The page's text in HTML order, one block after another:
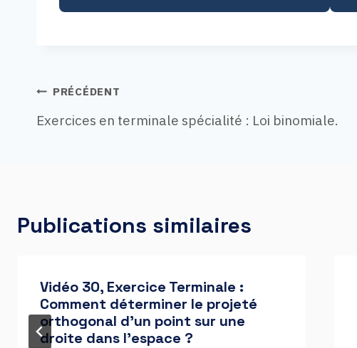
Navigation
l’article
PRÉCÉDENT
Exercices en terminale spécialité : Loi binomiale.
Publications similaires
Vidéo 30, Exercice Terminale :
Comment déterminer le projeté
orthogonal d’un point sur une
droite dans l’espace ?